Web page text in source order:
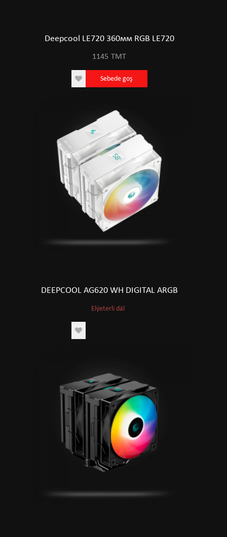
Deepcool LE720 360мм RGB LE720
1145 TMT
Sebede goş
DEEPCOOL AG620 WH DIGITAL ARGB
Elýeterli däl